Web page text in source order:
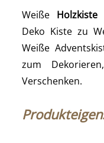
WeißeHolzkiste
Deko Kiste zu
Weiße
zum
Verschenken.